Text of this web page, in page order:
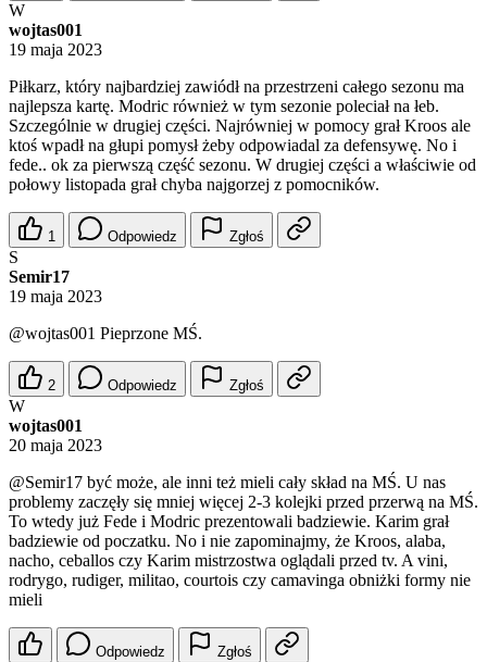
W
wojtas001
19 maja 2023
Piłkarz, który najbardziej zawiódł na przestrzeni całego sezonu ma
najlepsza kartę. Modric również w tym sezonie poleciał na łeb.
Szczególnie w drugiej części. Najrówniej w pomocy grał Kroos ale
ktoś wpadł na głupi pomysł żeby odpowiadal za defensywę. No i
fede.. ok za pierwszą część sezonu. W drugiej części a właściwie od
połowy listopada grał chyba najgorzej z pomocników.
1 Odpowiedz Zgłoś
S
Semir17
19 maja 2023
@wojtas001 Pieprzone MŚ.
2 Odpowiedz Zgłoś
W
wojtas001
20 maja 2023
@Semir17 być może, ale inni też mieli cały skład na MŚ. U nas
problemy zaczęły się mniej więcej 2-3 kolejki przed przerwą na MŚ.
To wtedy już Fede i Modric prezentowali badziewie. Karim grał
badziewie od poczatku. No i nie zapominajmy, że Kroos, alaba,
nacho, ceballos czy Karim mistrzostwa oglądali przed tv. A vini,
rodrygo, rudiger, militao, courtois czy camavinga obniżki formy nie
mieli
Odpowiedz Zgłoś